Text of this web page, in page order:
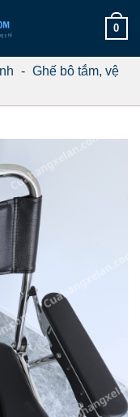
0
- Ghế bô tắm, vệ